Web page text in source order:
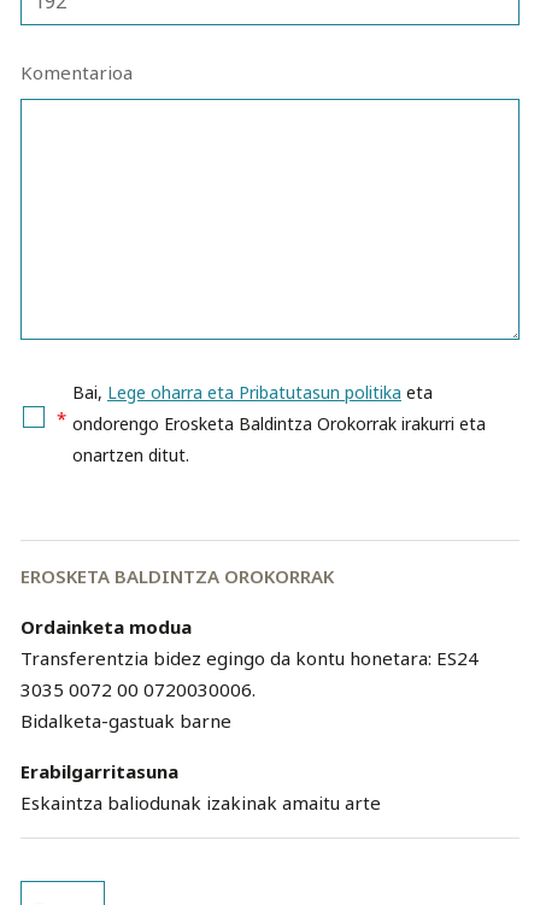
Komentarioa
*
Bai, Lege oharra eta Pribatutasun politika eta
ondorengo Erosketa Baldintza Orokorrak irakurri eta
onartzen ditut.
EROSKETA BALDINTZA OROKORRAK
Ordainketa modua
Transferentzia bidez egingo da kontu honetara: ES24
3035 0072 00 0720030006.
Bidalketa-gastuak barne
Erabilgarritasuna
Eskaintza baliodunak izakinak amaitu arte